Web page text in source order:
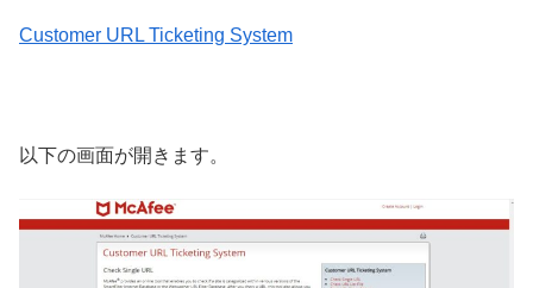
Customer URL Ticketing System
以下の画面が開きます。